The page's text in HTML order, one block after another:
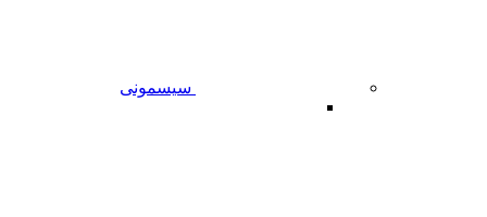
سیسمونی